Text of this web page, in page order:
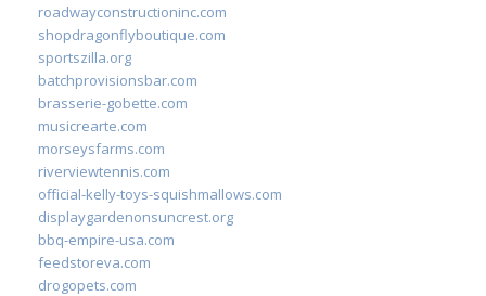
roadwayconstructioninc.com
shopdragonflyboutique.com
sportszilla.org
batchprovisionsbar.com
brasserie-gobette.com
musicrearte.com
morseysfarms.com
riverviewtennis.com
official-kelly-toys-squishmallows.com
displaygardenonsuncrest.org
bbq-empire-usa.com
feedstoreva.com
drogopets.com